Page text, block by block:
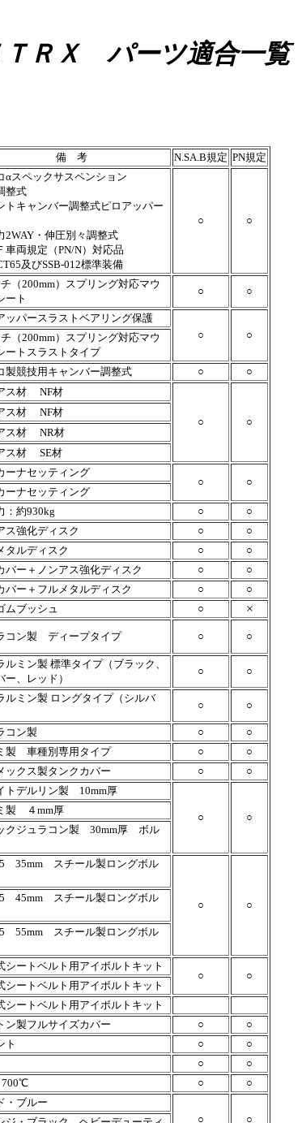
ＴＲＸ パーツ適合一覧
備 考 N.SA.B規定 PN規定
αスペックサスペンション
整式
トキャンバー調整式ピロアッパー
2WAY・伸圧別々調整式
車両規定（PN/N）対応品
及びSSB-012標準装備
○ ○
（200mm）スプリング対応マウ
ート
○ ○
ッパースラストベアリング保護
○
○
（200mm）スプリング対応マウ
ートスラストタイプ
製競技用キャンバー調整式 ○ ○
ス材 NF材
○ ○
ス材
NF材
ス材
NR材
ス材 SE材
ーナセッティング
○
○
ーナセッティング
：約930kg ○ ○
ス強化ディスク ○
○
タルディスク ○ ○
バー＋ノンアス強化ディスク ○
○
バー＋フルメタルディスク ○
○
ムブッシュ ○ ×
コン製 ディープタイプ ○ ○
ルミン製 標準タイプ（ブラック、
ー、レッド）
○ ○
ルミン製 ロングタイプ（シルバ
○ ○
コン製 ○
○
製 車種別専用タイプ ○
○
ックス製タンクカバー ○ ○
トデルリン製 10mm厚
○ ○
製 ４mm厚
クジュラコン製 30mm厚 ボル
35mm スチール製ロングボル
○ ○
45mm スチール製ロングボル
55mm スチール製ロングボル
シートベルト用アイボルトキット
○
○
シートベルト用アイボルトキット
シートベルト用アイボルトキット
ン製フルサイズカバー ○ ○
ト ○
○
○
○
700℃ ○ ○
・ブルー
○
○